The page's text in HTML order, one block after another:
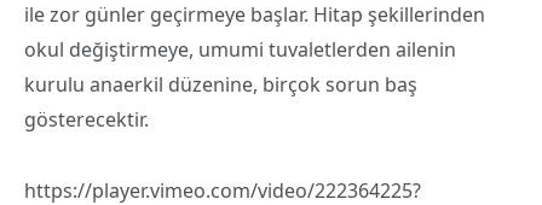
ile zor günler geçirmeye başlar. Hitap şekillerinden
okul değiştirmeye, umumi tuvaletlerden ailenin
kurulu anaerkil düzenine, birçok sorun baş
gösterecektir.
https://player.vimeo.com/video/222364225?